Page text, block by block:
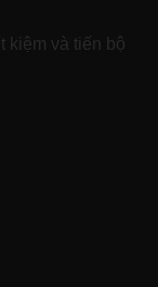
kiệm và tiến bộ